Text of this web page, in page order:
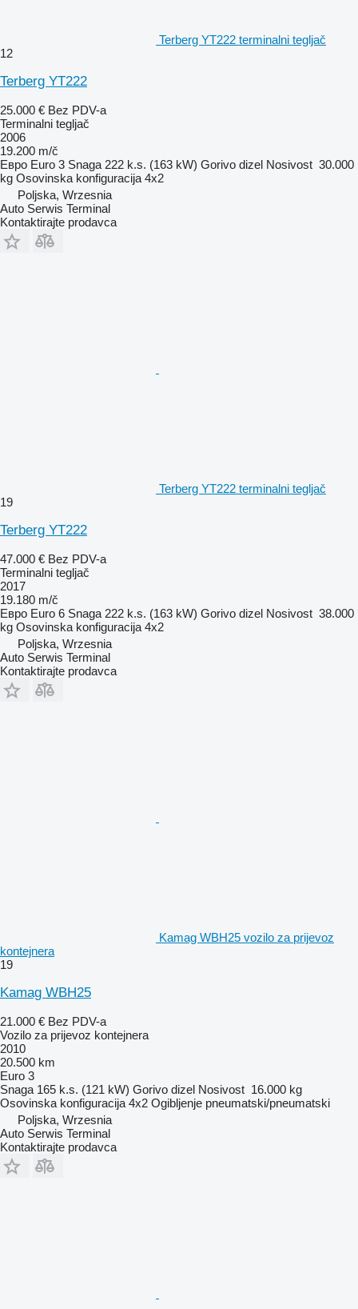
Terberg YT222 terminalni tegljač
12
Terberg YT222
25.000 € Bez PDV-a
Terminalni tegljač
2006
19.200 m/č
Евро Euro 3 Snaga 222 k.s. (163 kW) Gorivo dizel Nosivost 30.000
kg Osovinska konfiguracija 4x2
Poljska, Wrzesnia
Auto Serwis Terminal
Kontaktirajte prodavca
Terberg YT222 terminalni tegljač
19
Terberg YT222
47.000 € Bez PDV-a
Terminalni tegljač
2017
19.180 m/č
Евро Euro 6 Snaga 222 k.s. (163 kW) Gorivo dizel Nosivost 38.000
kg Osovinska konfiguracija 4x2
Poljska, Wrzesnia
Auto Serwis Terminal
Kontaktirajte prodavca
Kamag WBH25 vozilo za prijevoz
kontejnera
19
Kamag WBH25
21.000 € Bez PDV-a
Vozilo za prijevoz kontejnera
2010
20.500 km
Euro 3
Snaga 165 k.s. (121 kW) Gorivo dizel Nosivost 16.000 kg
Osovinska konfiguracija 4x2 Ogibljenje pneumatski/pneumatski
Poljska, Wrzesnia
Auto Serwis Terminal
Kontaktirajte prodavca